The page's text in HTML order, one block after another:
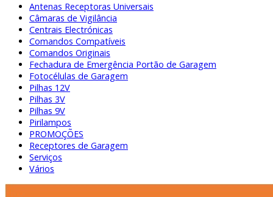
Antenas Receptoras Universais
Câmaras de Vigilância
Centrais Electrónicas
Comandos Compatíveis
Comandos Originais
Fechadura de Emergência Portão de Garagem
Fotocélulas de Garagem
Pilhas 12V
Pilhas 3V
Pilhas 9V
Pirilampos
PROMOÇÕES
Receptores de Garagem
Serviços
Vários